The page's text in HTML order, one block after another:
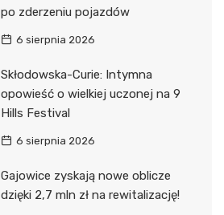
po zderzeniu pojazdów
6 sierpnia 2026
Skłodowska-Curie: Intymna
opowieść o wielkiej uczonej na 9
Hills Festival
6 sierpnia 2026
Gajowice zyskają nowe oblicze
dzięki 2,7 mln zł na rewitalizację!